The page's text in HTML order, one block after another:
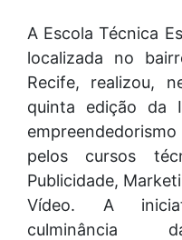
A Escola Técnica
localizada no
Recife, realizou,
quinta edição da
pelos cursos
Publicidade,
Vídeo. A